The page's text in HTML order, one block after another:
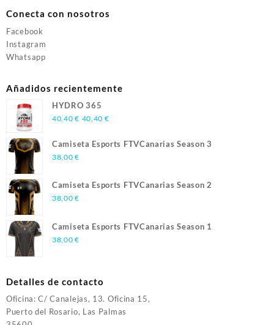
Conecta con nosotros
Facebook
Instagram
Whatsapp
Añadidos recientemente
HYDRO 365
40,40€ 40,40 €
Camiseta Esports FTVCanarias Season 3
38,00€
Camiseta Esports FTVCanarias Season 2
38,00€
Camiseta Esports FTVCanarias Season 1
38,00€
Detalles de contacto
Oficina: C/ Canalejas, 13. Oficina 15,
Puerto del Rosario, Las Palmas